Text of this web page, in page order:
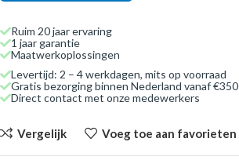
Ruim 20 jaar ervaring
1 jaar garantie
Maatwerkoplossingen
Levertijd: 2 – 4 werkdagen, mits op voorraad
Gratis bezorging binnen Nederland vanaf €350
Direct contact met onze medewerkers
Vergelijk Voeg toe aan favorieten